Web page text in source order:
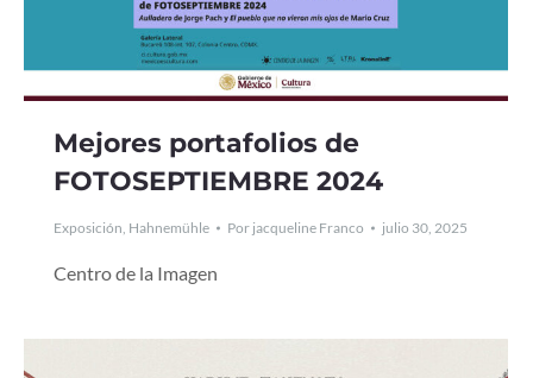
Mejores portafolios de
FOTOSEPTIEMBRE 2024
Exposición, Hahnemühle Por jacqueline Franco julio 30, 2025
Centro de la Imagen